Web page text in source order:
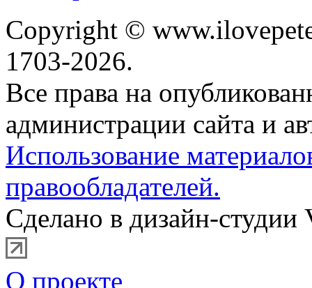
Copyright ©
1703-2026.
Все права на
администрации сайта и
Использование
правообладателей.
Сделано в дизайн-студии
О проекте